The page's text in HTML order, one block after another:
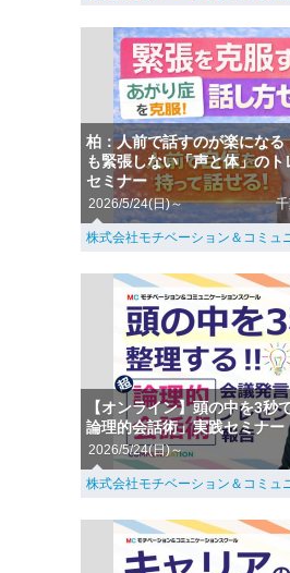
柏：人前で話すのが楽になる
も緊張しない「声と体」の
セミナー
2026/5/24(日)～
株式会社モチベーション＆コミュ
【オンライン】頭の中を3秒
論理的会話術」実践セミナー
2026/5/24(日)～
株式会社モチベーション＆コミュ